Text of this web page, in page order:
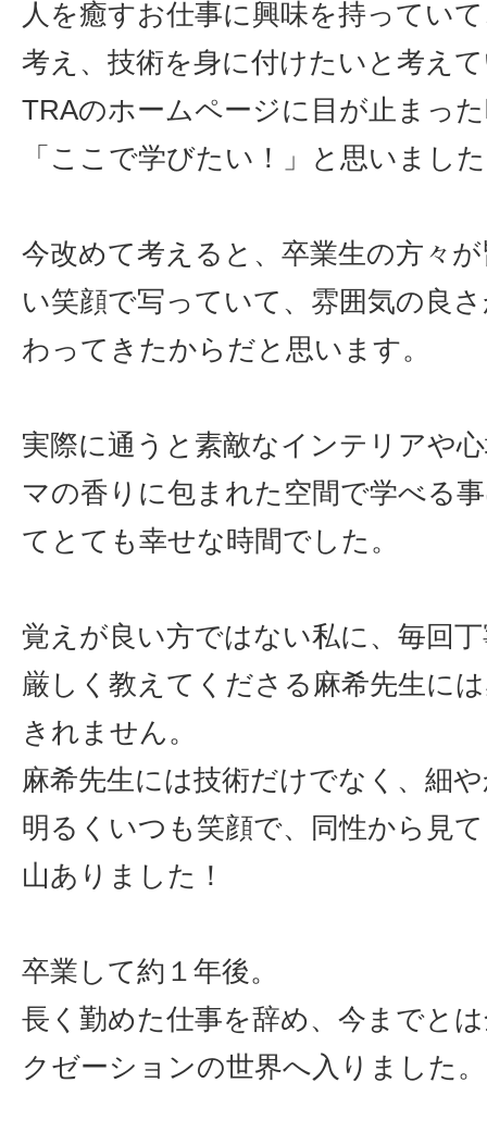
人を癒すお仕事に興味を持ってい
考え、技術を身に付けたいと考え
TRAのホームページに目が止まっ
「ここで学びたい！」と思いまし
今改めて考えると、卒業生の方々
い笑顔で写っていて、雰囲気の良
わってきたからだと思います。
実際に通うと素敵なインテリアや
マの香りに包まれた空間で学べる
てとても幸せな時間でした。
覚えが良い方ではない私に、毎回
厳しく教えてくださる麻希先生に
きれません。
麻希先生には技術だけでなく、細
明るくいつも笑顔で、同性から見
山ありました！
卒業して約１年後。
長く勤めた仕事を辞め、今までと
クゼーションの世界へ入りました。